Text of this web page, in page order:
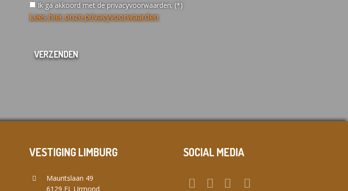
Ik ga akkoord met de privacyvoorwaarden. (*)
Lees hier onze privacyvoorwaarden
VESTIGING LIMBURG
Mauritslaan 49
6129 EL Urmond
SOCIAL MEDIA